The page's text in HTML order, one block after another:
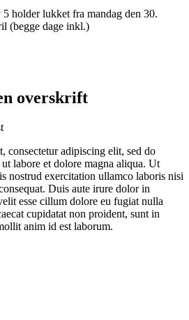
holder lukket fra mandag den 30.
(begge dage inkl.)
overskrift
consectetur adipiscing elit, sed do
labore et dolore magna aliqua. Ut
nostrud exercitation ullamco laboris nisi
Duis aute irure dolor in
esse cillum dolore eu fugiat nulla
cupidatat non proident, sunt in
anim id est laborum.